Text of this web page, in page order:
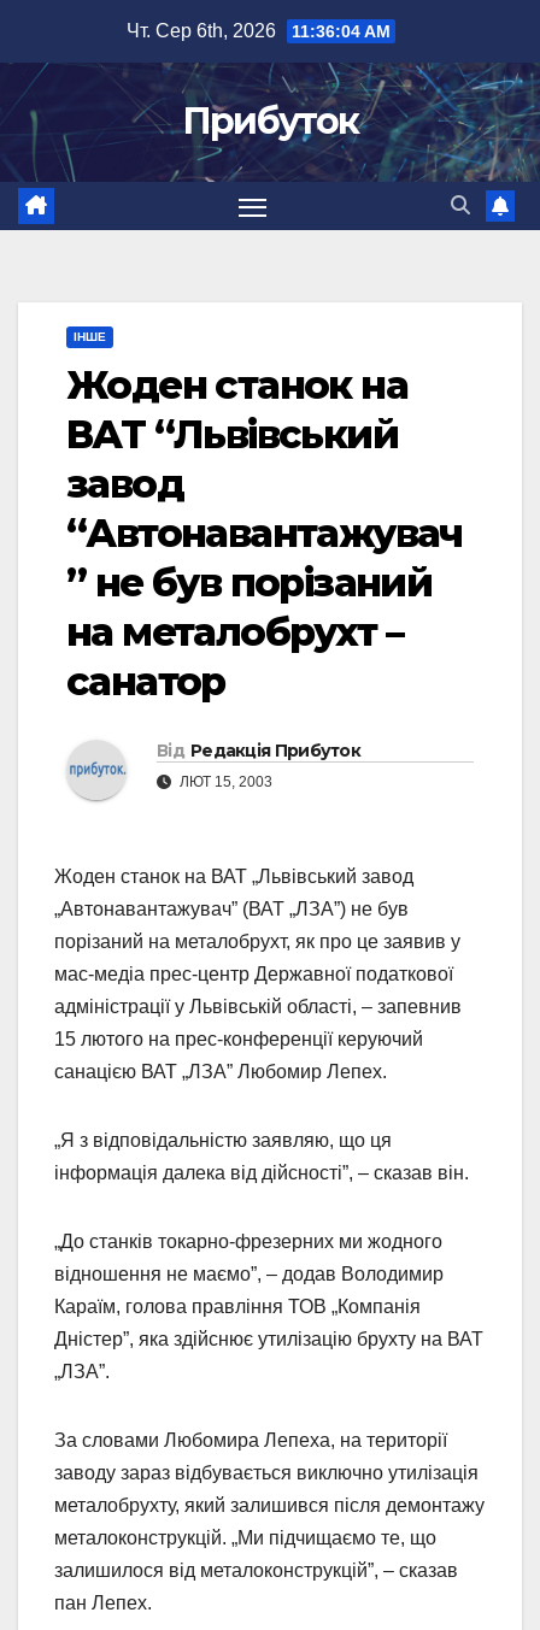
вмісту
Чт. Сер 6th, 2026 11:36:04 AM
Прибуток
ІНШЕ
Жоден станок на
ВАТ “Львівський
завод
“Автонавантажувач
” не був порізаний
на металобрухт –
санатор
Від Редакція Прибуток
ЛЮТ 15, 2003
Жоден станок на ВАТ „Львівський завод
„Автонавантажувач” (ВАТ „ЛЗА”) не був
порізаний на металобрухт, як про це заявив у
мас-медіа прес-центр Державної податкової
адміністрації у Львівській області, – запевнив
15 лютого на прес-конференції керуючий
санацією ВАТ „ЛЗА” Любомир Лепех.
„Я з відповідальністю заявляю, що ця
інформація далека від дійсності”, – сказав він.
„До станків токарно-фрезерних ми жодного
відношення не маємо”, – додав Володимир
Караїм, голова правління ТОВ „Компанія
Дністер”, яка здійснює утилізацію брухту на ВАТ
„ЛЗА”.
За словами Любомира Лепеха, на території
заводу зараз відбувається виключно утилізація
металобрухту, який залишився після демонтажу
металоконструкцій. „Ми підчищаємо те, що
залишилося від металоконструкцій”, – сказав
пан Лепех.